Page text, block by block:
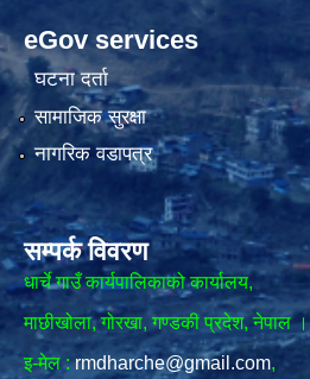
eGov services
घटना दर्ता
सामाजिक सुरक्षा
नागरिक वडापत्र
सम्पर्क विवरण
धार्चे गाउँ कार्यपालिकाको कार्यालय,
माछीखोला, गोरखा, गण्डकी प्रदेश, नेपाल ।
इ-मेल : rmdharche@gmail.com,